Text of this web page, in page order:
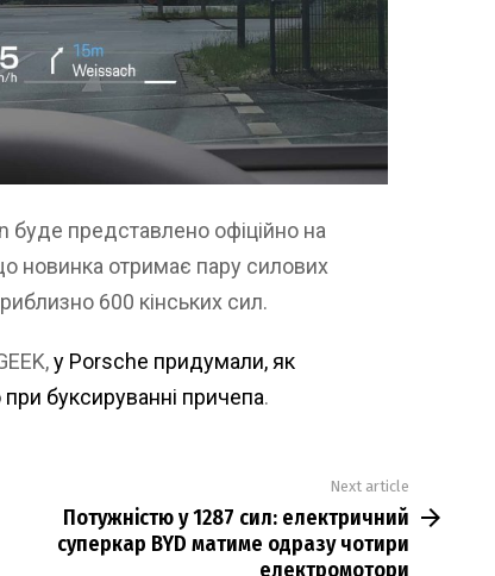
представлено офіційно на
новинка отримає пару силових
600 кінських сил.
у Porsche придумали, як
буксируванні причепа.
Next article
Потужністю у 1287 сил: електричний
суперкар BYD матиме одразу чотири
електромотори